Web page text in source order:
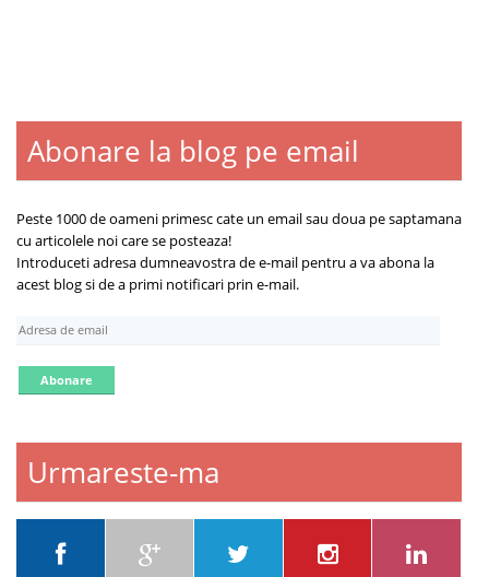
Abonare la blog pe email
Peste 1000 de oameni primesc cate un email sau doua pe saptamana
cu articolele noi care se posteaza!
Introduceti adresa dumneavostra de e-mail pentru a va abona la
acest blog si de a primi notificari prin e-mail.
A
r
e
e
m
Urmareste-ma
Contact